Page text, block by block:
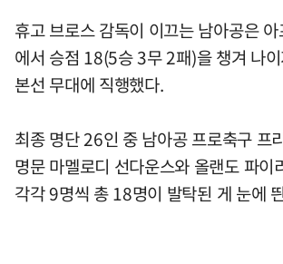
휴고 브로스 감독이 이끄는 남아공은
에서 승점 18(5승 3무 2패)을 챙겨 나
본선 무대에 직행했다.
최종 명단 26인 중 남아공 프로축구 프
명문 마멜로디 선다운스와 올랜도 파이
각각 9명씩 총 18명이 발탁된 게 눈에